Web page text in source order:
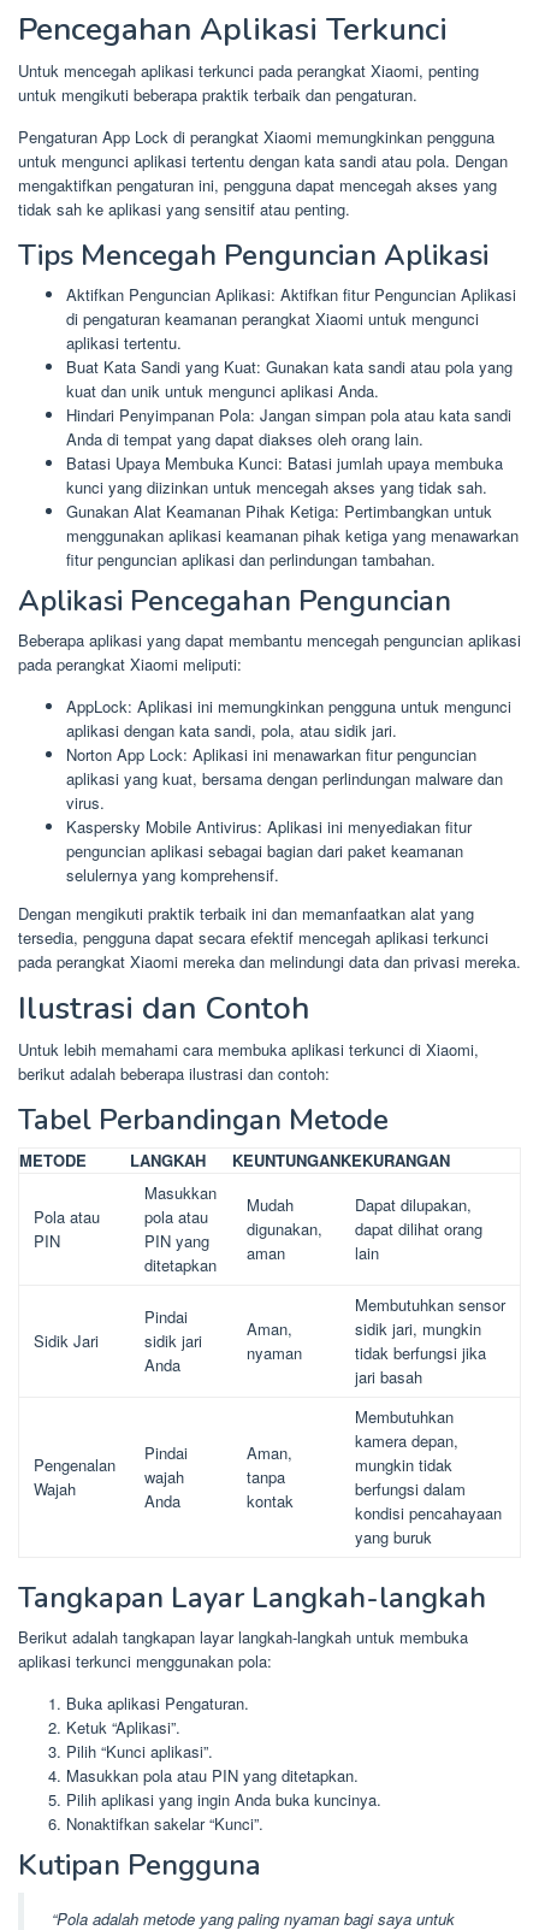
Pencegahan Aplikasi Terkunci
Untuk mencegah aplikasi terkunci pada perangkat Xiaomi, penting
untuk mengikuti beberapa praktik terbaik dan pengaturan.
Pengaturan App Lock di perangkat Xiaomi memungkinkan pengguna
untuk mengunci aplikasi tertentu dengan kata sandi atau pola. Dengan
mengaktifkan pengaturan ini, pengguna dapat mencegah akses yang
tidak sah ke aplikasi yang sensitif atau penting.
Tips Mencegah Penguncian Aplikasi
Aktifkan Penguncian Aplikasi: Aktifkan fitur Penguncian Aplikasi
di pengaturan keamanan perangkat Xiaomi untuk mengunci
aplikasi tertentu.
Buat Kata Sandi yang Kuat: Gunakan kata sandi atau pola yang
kuat dan unik untuk mengunci aplikasi Anda.
Hindari Penyimpanan Pola: Jangan simpan pola atau kata sandi
Anda di tempat yang dapat diakses oleh orang lain.
Batasi Upaya Membuka Kunci: Batasi jumlah upaya membuka
kunci yang diizinkan untuk mencegah akses yang tidak sah.
Gunakan Alat Keamanan Pihak Ketiga: Pertimbangkan untuk
menggunakan aplikasi keamanan pihak ketiga yang menawarkan
fitur penguncian aplikasi dan perlindungan tambahan.
Aplikasi Pencegahan Penguncian
Beberapa aplikasi yang dapat membantu mencegah penguncian aplikasi
pada perangkat Xiaomi meliputi:
AppLock: Aplikasi ini memungkinkan pengguna untuk mengunci
aplikasi dengan kata sandi, pola, atau sidik jari.
Norton App Lock: Aplikasi ini menawarkan fitur penguncian
aplikasi yang kuat, bersama dengan perlindungan malware dan
virus.
Kaspersky Mobile Antivirus: Aplikasi ini menyediakan fitur
penguncian aplikasi sebagai bagian dari paket keamanan
selulernya yang komprehensif.
Dengan mengikuti praktik terbaik ini dan memanfaatkan alat yang
tersedia, pengguna dapat secara efektif mencegah aplikasi terkunci
pada perangkat Xiaomi mereka dan melindungi data dan privasi mereka.
Ilustrasi dan Contoh
Untuk lebih memahami cara membuka aplikasi terkunci di Xiaomi,
berikut adalah beberapa ilustrasi dan contoh:
Tabel Perbandingan Metode
METODE LANGKAH KEUNTUNGANKEKURANGAN
Pola atau
PIN
Masukkan
pola atau
PIN yang
ditetapkan
Mudah
digunakan,
aman
Dapat dilupakan,
dapat dilihat orang
lain
Sidik Jari
Pindai
sidik jari
Anda
Aman,
nyaman
Membutuhkan sensor
sidik jari, mungkin
tidak berfungsi jika
jari basah
Pengenalan
Wajah
Pindai
wajah
Anda
Aman,
tanpa
kontak
Membutuhkan
kamera depan,
mungkin tidak
berfungsi dalam
kondisi pencahayaan
yang buruk
Tangkapan Layar Langkah-langkah
Berikut adalah tangkapan layar langkah-langkah untuk membuka
aplikasi terkunci menggunakan pola:
Buka aplikasi Pengaturan.
Ketuk “Aplikasi”.
Pilih “Kunci aplikasi”.
Masukkan pola atau PIN yang ditetapkan.
Pilih aplikasi yang ingin Anda buka kuncinya.
Nonaktifkan sakelar “Kunci”.
Kutipan Pengguna
“Pola adalah metode yang paling nyaman bagi saya untuk